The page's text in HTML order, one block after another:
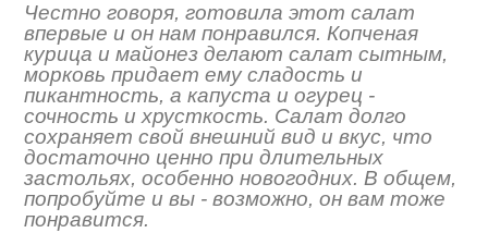
Честно говоря, готовила этот салат
впервые и он нам понравился. Копченая
курица и майонез делают салат сытным,
морковь придает ему сладость и
пикантность, а капуста и огурец -
сочность и хрусткость. Салат долго
сохраняет свой внешний вид и вкус, что
достаточно ценно при длительных
застольях, особенно новогодних. В общем,
попробуйте и вы - возможно, он вам тоже
понравится.